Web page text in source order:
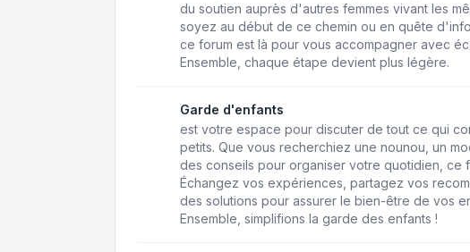
du soutien auprès d'autres femmes vivant les
soyez au début de ce chemin ou en quête
ce forum est là pour vous accompagner avec
Ensemble, chaque étape devient plus légère.
Garde d'enfants
est votre espace pour discuter de tout ce qui
petits. Que vous recherchiez une nounou, un
des conseils pour organiser votre quotidien, ce
Échangez vos expériences, partagez vos
des solutions pour assurer le bien-être de vos
Ensemble, simplifions la garde des enfants !